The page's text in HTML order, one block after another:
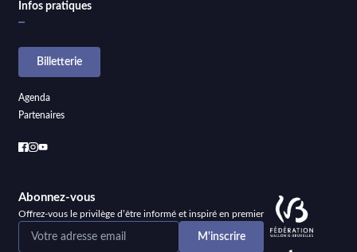
Infos pratiques
Billetterie
Agenda
Partenaires
Abonnez-vous
Offrez-vous le privilège d’être informé et inspiré en premier